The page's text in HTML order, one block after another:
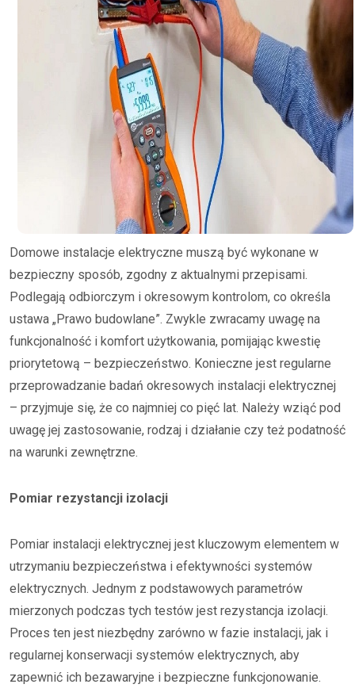
Domowe instalacje elektryczne muszą być wykonane w
bezpieczny sposób, zgodny z aktualnymi przepisami.
Podlegają odbiorczym i okresowym kontrolom, co określa
ustawa „Prawo budowlane”. Zwykle zwracamy uwagę na
funkcjonalność i komfort użytkowania, pomijając kwestię
priorytetową – bezpieczeństwo. Konieczne jest regularne
przeprowadzanie badań okresowych instalacji elektrycznej
– przyjmuje się, że co najmniej co pięć lat. Należy wziąć pod
uwagę jej zastosowanie, rodzaj i działanie czy też podatność
na warunki zewnętrzne.
Pomiar rezystancji izolacji
Pomiar instalacji elektrycznej jest kluczowym elementem w
utrzymaniu bezpieczeństwa i efektywności systemów
elektrycznych. Jednym z podstawowych parametrów
mierzonych podczas tych testów jest rezystancja izolacji.
Proces ten jest niezbędny zarówno w fazie instalacji, jak i
regularnej konserwacji systemów elektrycznych, aby
zapewnić ich bezawaryjne i bezpieczne funkcjonowanie.